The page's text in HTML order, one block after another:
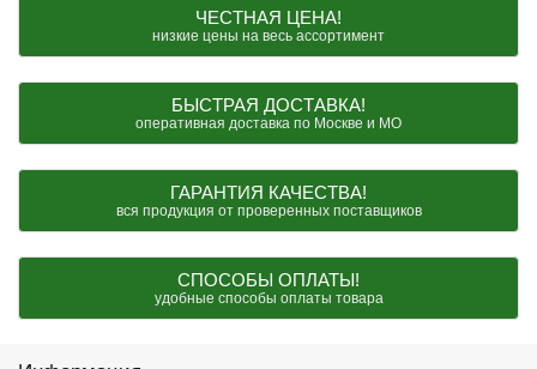
ЧЕСТНАЯ ЦЕНА!
низкие цены на весь ассортимент
БЫСТРАЯ ДОСТАВКА!
оперативная доставка по Москве и МО
ГАРАНТИЯ КАЧЕСТВА!
вся продукция от проверенных поставщиков
СПОСОБЫ ОПЛАТЫ!
удобные способы оплаты товара